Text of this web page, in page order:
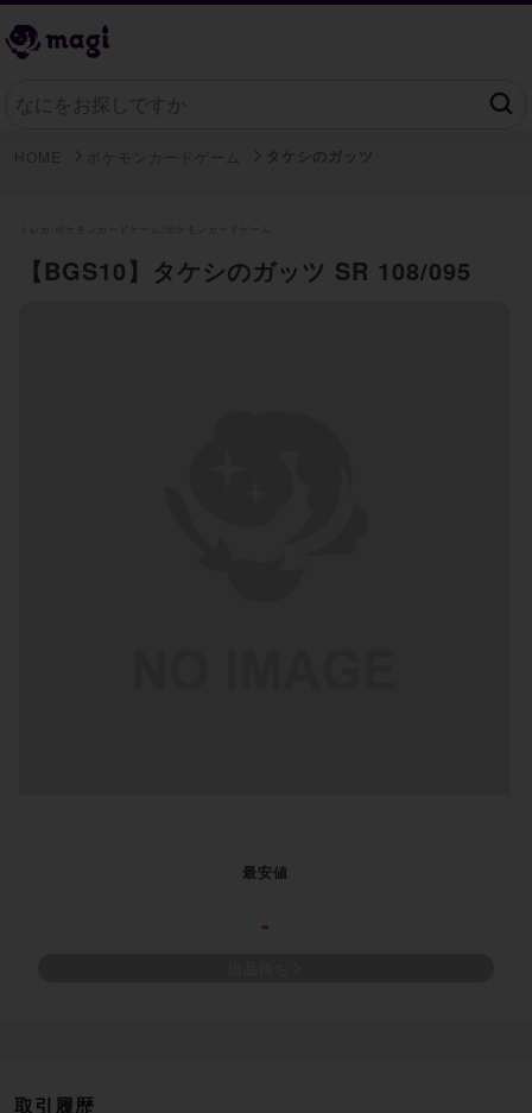
【BGS10】タケシのガッツ SR 108/095
最安値
-
取引履歴